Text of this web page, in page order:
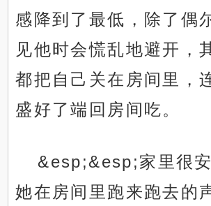
感降到了最低，除了偶
见他时会慌乱地避开，
都把自己关在房间里，
盛好了端回房间吃。
&esp;&esp;家里很
她在房间里跑来跑去的